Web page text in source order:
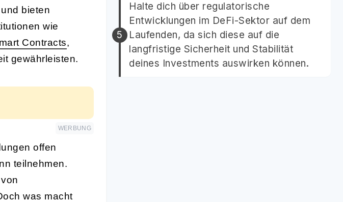
bieten
wie
Contracts,
gewährleisten.
WERBUNG
offen
teilnehmen.
was macht
Halte dich über regulatorische
Entwicklungen im DeFi-Sektor auf dem
Laufenden, da sich diese auf die
langfristige Sicherheit und Stabilität
deines Investments auswirken können.